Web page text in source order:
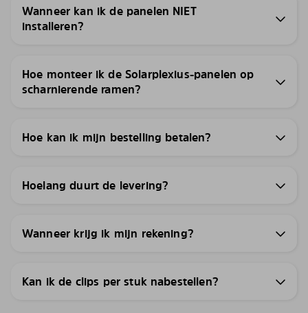
Wanneer kan ik de panelen NIET
installeren?
Hoe monteer ik de Solarplexius-panelen op
scharnierende ramen?
Hoe kan ik mijn bestelling betalen?
Hoelang duurt de levering?
Wanneer krijg ik mijn rekening?
Kan ik de clips per stuk nabestellen?